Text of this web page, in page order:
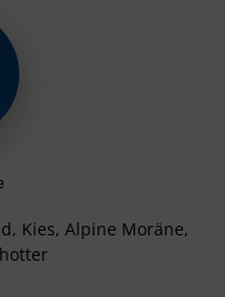
Kies, Alpine Moräne,